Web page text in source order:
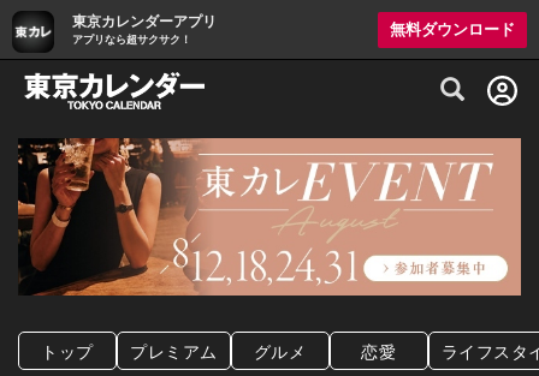
東京カレンダーアプリ
アプリなら超サクサク！
無料ダウンロード
グルメ情報・プレミアムレストラン予約
トップ プレミアム グルメ 恋愛 ライフスタ